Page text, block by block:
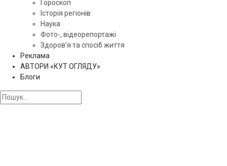
Гороскоп
Історія регіонів
Наука
Фото-, відеорепортажі
Здоров’я та спосіб життя
Реклама
АВТОРИ «КУТ ОГЛЯДУ»
Блоги